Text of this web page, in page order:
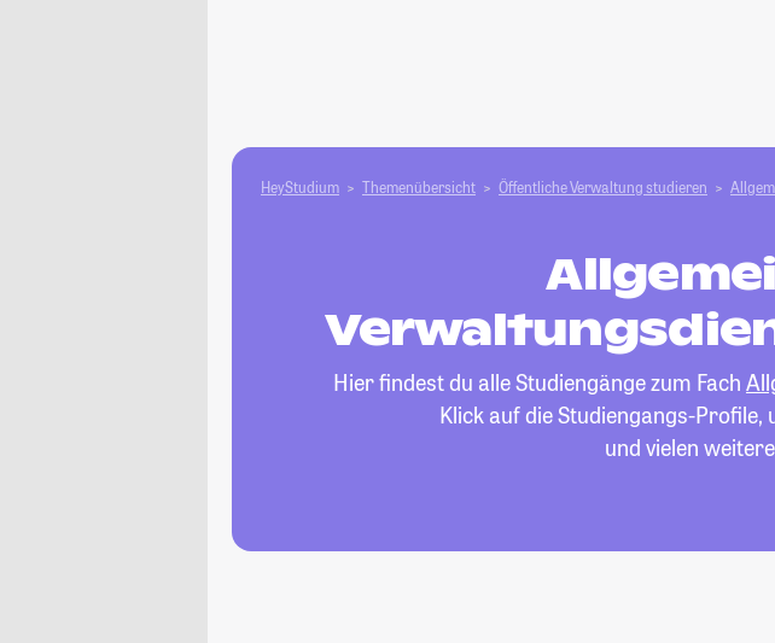
HeyStudium Themenübersicht Öffentliche Verwaltung studieren
Hier findest du alle Studiengänge zum Fach
Klick auf die Studiengangs-
und vielen